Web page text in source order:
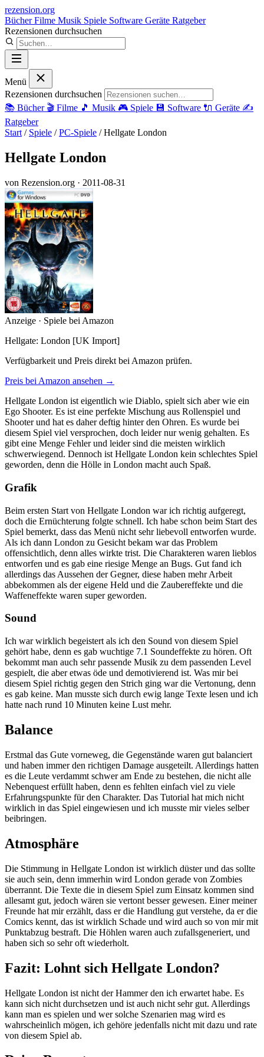
rezension.org
BücherFilme Musik Spiele Software Geräte Ratgeber
Rezensionen durchsuchen
Menü
Rezensionen durchsuchen
📚 Bücher 🎬 Filme 🎵 Musik 🎮 Spiele 💾 Software 🔌 Geräte ✍️
Ratgeber
Start / Spiele / PC-Spiele / Hellgate London
Hellgate London
von Rezension.org · 2011-08-31
Anzeige · Spiele bei Amazon
Hellgate: London [UK Import]
Verfügbarkeit und Preis direkt bei Amazon prüfen.
Preis bei Amazon ansehen →
Hellgate London ist eigentlich wie Diablo, spielt sich aber wie ein
Ego Shooter. Es ist eine perfekte Mischung aus Rollenspiel und
Shooter und hat es daher deftig hinter den Ohren. Es wurde bei
diesem Spiel viel versprochen, doch leider nur wenig gehalten. Es
gibt eine Menge Fehler und leider sind die meisten wirklich
schwerwiegend. Dennoch ist Hellgate London kein schlechtes Spiel
geworden, denn die Hölle in London macht auch Spaß.
Grafik
Beim ersten Start von Hellgate London war ich richtig aufgeregt,
doch die Ernüchterung folgte schnell. Ich habe schon beim Start des
Spiel bemerkt, dass das Menü nicht sehr liebevoll entworfen wurde.
Als ich dann London zu Gesicht bekam war das Problem
offensichtlich, denn alles wirkte trist. Die Charakteren waren lieblos
entworfen und es gab eine riesige Menge an Bugs. Gut fand ich
allerdings das Aussehen der Gegner, diese haben mehr Arbeit
abbekommen als der eigene Held und die Zaubereffekte und die
Waffeneffekte waren super geworden.
Sound
Ich war wirklich begeistert als ich den Sound von diesem Spiel
gehört habe, denn es gab wuchtige 7.1 Soundeffekte zu hören. Oft
bekommt man auch sehr passende Musik zu dem passenden Level
gespielt, die aber etwas öde und demotivierend ist. Was mir bei
diesem Spiel richtig gegen den Strich ging war die Vertonung, denn
es gab keine. Man musste sich durch ewig lange Texte lesen und ich
hatte nach rund 10 Minuten keine Lust mehr.
Balance
Erstmal das Gute vorneweg, die Gegenstände waren gut balanciert
und haben immer den richtigen Damage ausgeteilt. Allerdings hatten
es die Leute verdammt schwer am Ende zu bestehen, die nicht alle
Nebenquest erfüllt haben, denn es fehlten einfach viel zu viele
Erfahrungspunkte für den Charakter. Das Tutorial hat mich nicht
wirklich in das Spiel eingewiesen und ich musste mir vieles selber
beibringen.
Atmosphäre
Die Stimmung in Hellgate London ist wirklich düster und das sollte
sie auch sein, denn immerhin wird London gerade von Zombies
überrannt. Die Texte die in diesem Spiel zum Einsatz kommen sind
allesamt gut, jedoch wären sie vertont besser gewesen. Einer meiner
Freunde hat mir erzählt, dass er die Handlung gut verstehe, da er die
Comics kennt, das ist wirklich Schade und wird auch so von mir mit
Punktabzug bestraft. Die Höhlen waren auch zufallsgeneriert, und
haben sich so sehr oft wiederholt.
Fazit: Lohnt sich Hellgate London?
Hellgate London ist nicht der Hammer den ich erwartet habe. Es
kann sich nicht durchsetzen und ist auch nicht sehr gut. Allerdings
kann man es spielen und wer solche Szenarien mag wird es
wahrscheinlich mögen, ich gehöre jedenfalls nicht mit dazu und rate
von diesem Spiel ab.